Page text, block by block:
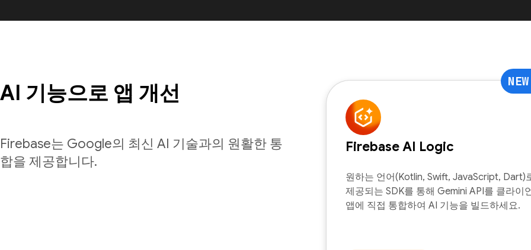
AI 기능으로 앱 개선
Firebase는 Google의 최신 AI 기술과의 원활한 통
합을 제공합니다.
Firebase AI Logic
원하는 언어(Kotlin, Swift, JavaScript, Dart)
제공되는 SDK를 통해 Gemini API를 클라이
앱에 직접 통합하여 AI 기능을 빌드하세요.